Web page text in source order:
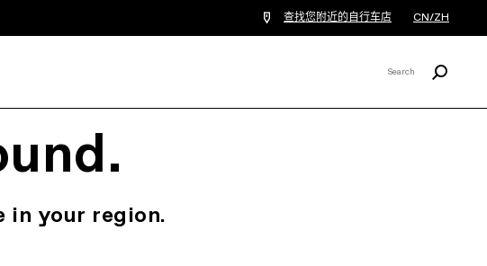
查找您附近的自行车店 CN/ZH
Search
in your region.